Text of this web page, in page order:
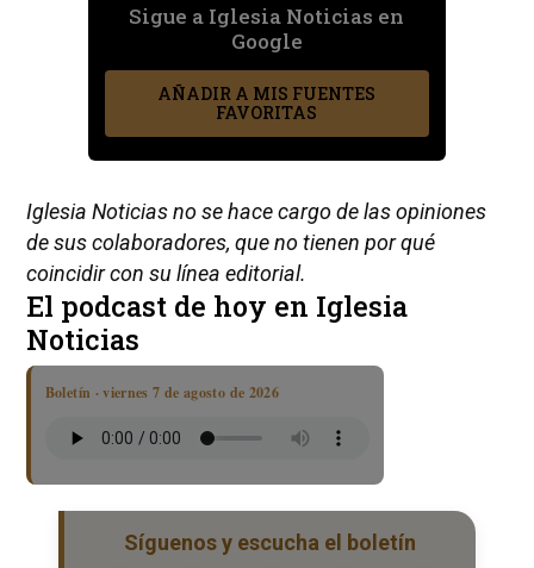
Sigue a Iglesia Noticias en
Google
AÑADIR A MIS FUENTES
FAVORITAS
Iglesia Noticias no se hace cargo de las opiniones
de sus colaboradores, que no tienen por qué
coincidir con su línea editorial.
El podcast de hoy en Iglesia
Noticias
Boletín · viernes 7 de agosto de 2026
Síguenos y escucha el boletín